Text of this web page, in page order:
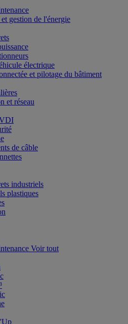
gestion de l'énergie
électrique
et pilotage du bâtiment
et réseau
de câble
industriels
plastiques
Voir tout